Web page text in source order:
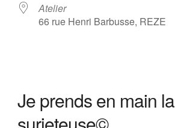
Atelier
66 rue Henri Barbusse, REZE
Je prends en main la